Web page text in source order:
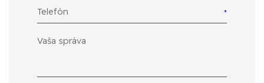
Telefón